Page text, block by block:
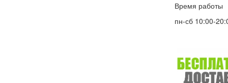
Время работы
пн-сб 10:00-